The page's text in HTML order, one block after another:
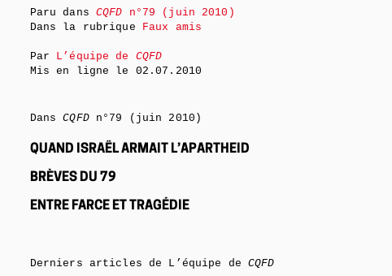
Paru dans CQFD n°79 (juin 2010)
Dans la rubrique Faux amis
Par L’équipe de CQFD
Mis en ligne le 02.07.2010
DansCQFDn°79 (juin 2010)
QUAND ISRAËL ARMAIT L’APARTHEID
BRÈVES DU 79
ENTRE FARCE ET TRAGÉDIE
Derniers articles de L’équipe de CQFD